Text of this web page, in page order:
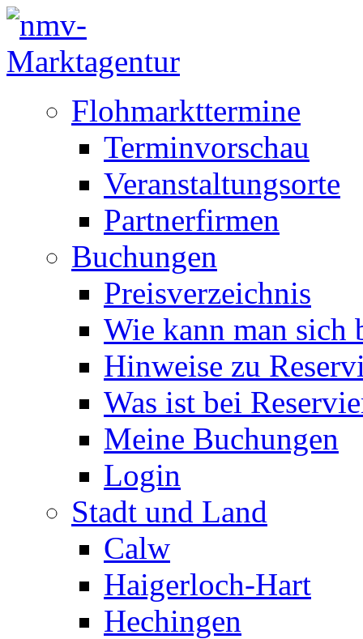
Flohmarkttermine
Terminvorschau
Veranstaltungsorte
Partnerfirmen
Buchungen
Preisverzeichnis
Wie kann man sich
Hinweise zu
Was ist bei
Meine Buchungen
Login
Stadt und Land
Calw
Haigerloch-Hart
Hechingen